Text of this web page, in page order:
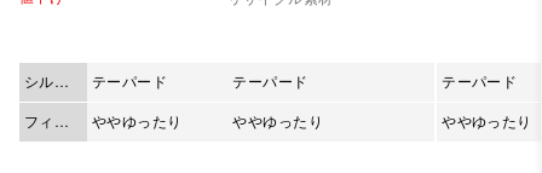
シルエ
ット
テーパード
フィッ
ト
ややゆったり
テーパード
ややゆったり
テーパード
ややゆったり